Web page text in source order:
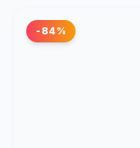
-84%